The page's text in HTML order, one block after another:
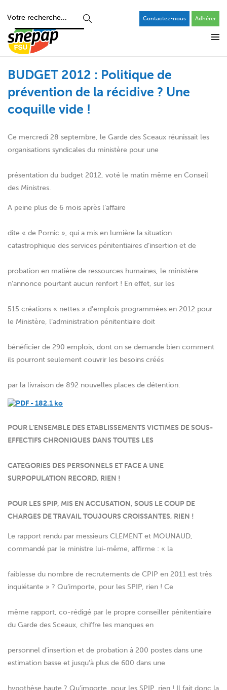
Contactez-nous Adhérer
BUDGET 2012 : Politique de
prévention de la récidive ? Une
coquille vide !
Ce mercredi 28 septembre, le Garde des Sceaux réunissait les
organisations syndicales du ministère pour une
présentation du budget 2012, voté le matin même en Conseil
des Ministres.
A peine plus de 6 mois après l’affaire
dite « de Pornic », qui a mis en lumière la situation
catastrophique des services pénitentiaires d’insertion et de
probation en matière de ressources humaines, le ministère
n’annonce pourtant aucun renfort ! En effet, sur les
515 créations « nettes » d’emplois programmées en 2012 pour
le Ministère, l’administration pénitentiaire doit
bénéficier de 290 emplois, dont on se demande bien comment
ils pourront seulement couvrir les besoins créés
par la livraison de 892 nouvelles places de détention.
POUR L’ENSEMBLE DES ETABLISSEMENTS VICTIMES DE SOUS-
EFFECTIFS CHRONIQUES DANS TOUTES LES
CATEGORIES DES PERSONNELS ET FACE A UNE
SURPOPULATION RECORD, RIEN !
POUR LES SPIP, MIS EN ACCUSATION, SOUS LE COUP DE
CHARGES DE TRAVAIL TOUJOURS CROISSANTES, RIEN !
Le rapport rendu par messieurs CLEMENT et MOUNAUD,
commandé par le ministre lui-même, affirme : « la
faiblesse du nombre de recrutements de CPIP en 2011 est très
inquiétante » ? Qu’importe, pour les SPIP, rien ! Ce
même rapport, co-rédigé par le propre conseiller pénitentiaire
du Garde des Sceaux, chiffre les manques en
personnel d’insertion et de probation à 200 postes dans une
estimation basse et jusqu’à plus de 600 dans une